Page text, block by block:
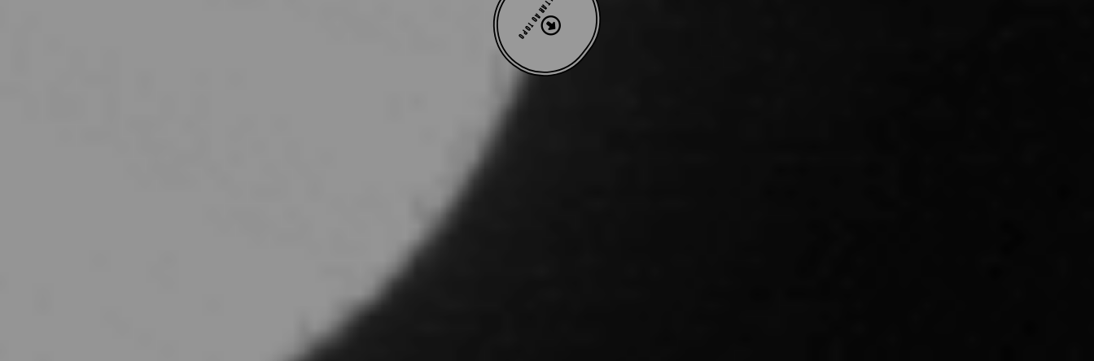
VOLTAR AO TOPO